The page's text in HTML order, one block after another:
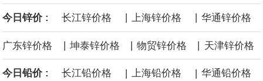
令市场通胀预期下降，推动黄金价格从此前持续数周、位于4000美
元上方的盘整区间中进一步上涨。
今日锌价 : 长江锌价格 上海锌价格 华通锌价格
广东锌价格 | 坤泰锌价格 | 物贸锌价格 | 天津锌价格
今日铅价 : 长江铅价格 | 上海铅价格 | 华通铅价格